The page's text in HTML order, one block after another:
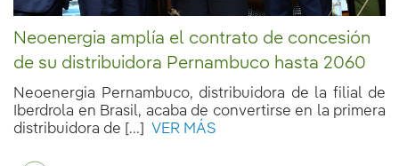
Neoenergia amplía el contrato de concesión
de su distribuidora Pernambuco hasta 2060
Neoenergia Pernambuco, distribuidora de la filial de
Iberdrola en Brasil, acaba de convertirse en la primera
distribuidora de [...]
VER MÁS